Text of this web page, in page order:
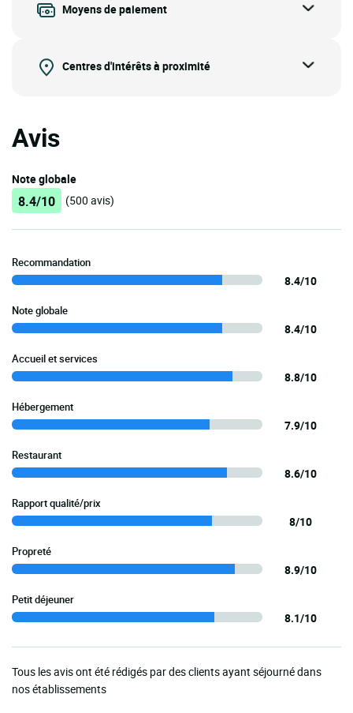
Moyens de paiement
Centres d'intérêts à proximité
Avis
Note globale
8.4/10 (500 avis)
Recommandation
8.4/10
Note globale
8.4/10
Accueil et services
8.8/10
Hébergement
7.9/10
Restaurant
8.6/10
Rapport qualité/prix
8/10
Propreté
8.9/10
Petit déjeuner
8.1/10
Tous les avis ont été rédigés par des clients ayant séjourné dans
nos établissements